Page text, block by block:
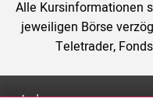
Alle Kursinformationen
jeweiligen Börse
Teletrader,